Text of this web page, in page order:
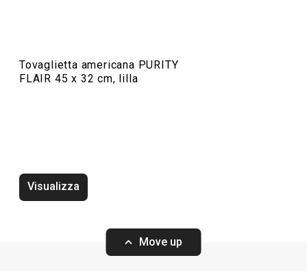
FLAIR 45 x 32 cm, lampone
Tovaglietta americana PURITY
FLAIR 45 x 32 cm, lilla
Visualizza
Move up